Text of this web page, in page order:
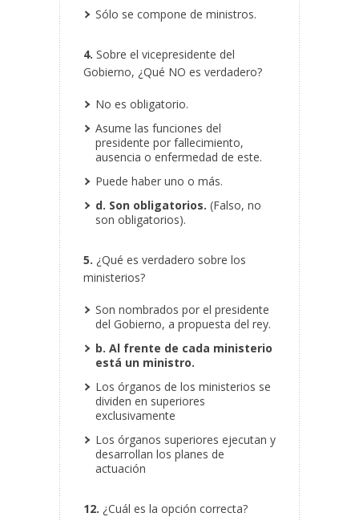
Sólo se compone de ministros.
4. Sobre el vicepresidente del
Gobierno, ¿Qué NO es verdadero?
No es obligatorio.
Asume las funciones del
presidente por fallecimiento,
ausencia o enfermedad de este.
Puede haber uno o más.
d. Son obligatorios. (Falso, no
son obligatorios).
5. ¿Qué es verdadero sobre los
ministerios?
Son nombrados por el presidente
del Gobierno, a propuesta del rey.
b. Al frente de cada ministerio
está un ministro.
Los órganos de los ministerios se
dividen en superiores
exclusivamente
Los órganos superiores ejecutan y
desarrollan los planes de
actuación
12. ¿Cuál es la opción correcta?